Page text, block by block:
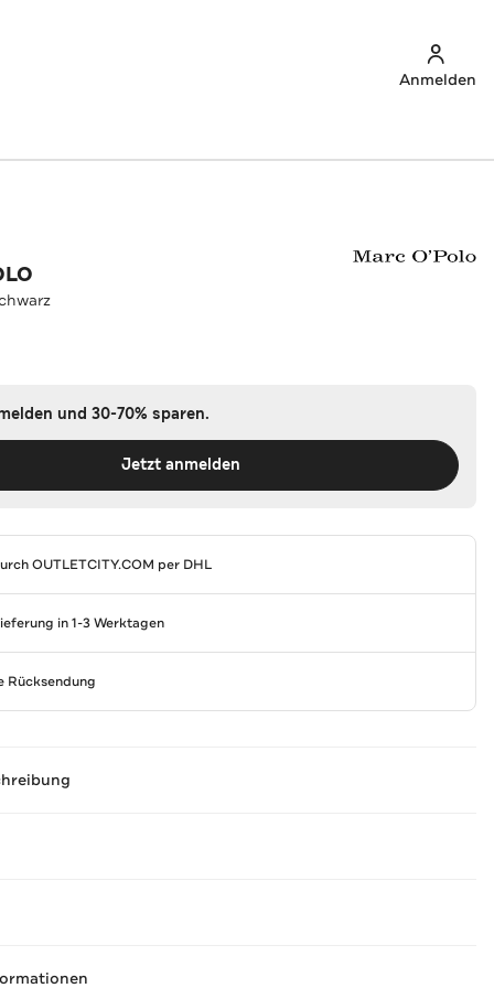
Anmelden
und 30-70% sparen.
Jetzt anmelden
OUTLETCITY.COM per DHL
in 1-3 Werktagen
Rücksendung